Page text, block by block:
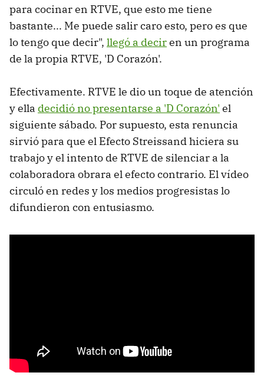
para cocinar en RTVE, que esto me tiene
bastante... Me puede salir caro esto, pero es que
lo tengo que decir", llegó a deciren un programa
de la propia RTVE, 'D Corazón'.
Efectivamente. RTVE le dio un toque de atención
y ella decidió no presentarse a 'D Corazón' el
siguiente sábado. Por supuesto, esta renuncia
sirvió para que el Efecto Streissand hiciera su
trabajo y el intento de RTVE de silenciar a la
colaboradora obrara el efecto contrario. El vídeo
circuló en redes y los medios progresistas lo
difundieron con entusiasmo.